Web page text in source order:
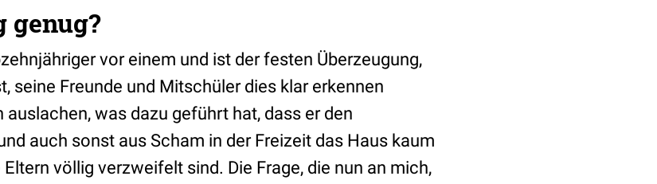
genug?
vor einem und ist der festen Überzeugung,
seine Freunde und Mitschüler dies klar erkennen
was dazu geführt hat, dass er den
auch sonst aus Scham in der Freizeit das Haus kaum
völlig verzweifelt sind. Die Frage, die nun an mich,